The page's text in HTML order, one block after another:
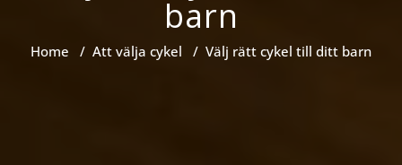
barn
Home / Att välja cykel / Välj rätt cykel till ditt barn